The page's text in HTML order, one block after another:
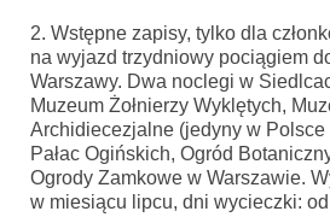
2. Wstępne zapisy, tylko dla
na wyjazd trzydniowy pociągiem
Warszawy. Dwa noclegi w
Muzeum Żołnierzy Wyklętych,
Archidiecezjalne (jedyny w Polsce
Pałac Ogińskich, Ogród
Ogrody Zamkowe w Warszawie.
w miesiącu lipcu, dni wycieczki: